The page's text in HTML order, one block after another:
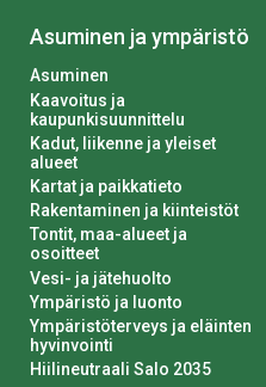
Asuminen ja ympäristö
Asuminen
Kaavoitus ja
kaupunkisuunnittelu
Kadut, liikenne ja yleiset
alueet
Kartat ja paikkatieto
Rakentaminen ja kiinteistöt
Tontit, maa-alueet ja
osoitteet
Vesi- ja jätehuolto
Ympäristö ja luonto
Ympäristöterveys ja eläinten
hyvinvointi
Hiilineutraali Salo 2035